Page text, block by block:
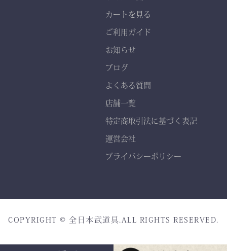
カートを見る
ご利用ガイド
お知らせ
ブログ
よくある質問
店舗一覧
特定商取引法に基づく表記
運営会社
プライバシーポリシー
COPYRIGHT © 全日本武道具.ALL RIGHTS RESERVED.